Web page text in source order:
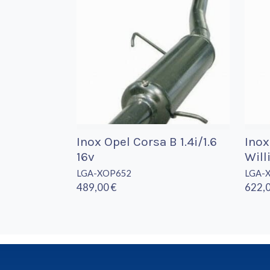
Inox Opel Corsa B 1.4i/1.6
16v
LGA-XOP652
489,00 €
LGA-